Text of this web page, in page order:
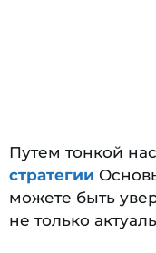
Путем тонкой
стратегии
можете быть
не только